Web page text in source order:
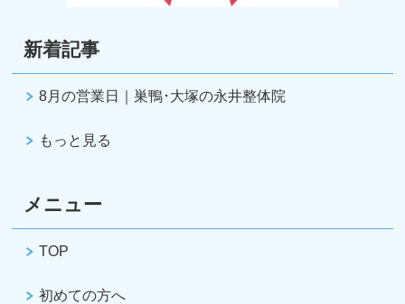
新着記事
8月の営業日｜巣鴨･大塚の永井整体院
もっと見る
メニュー
TOP
初めての方へ